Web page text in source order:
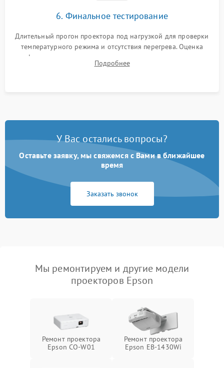
6. Финальное тестирование
Длительный прогон проектора под нагрузкой для проверки
температурного режима и отсутствия перегрева. Оценка
фокуса, контрастности и цветопередачи на тестовых
таблицах. Проверка работы всех видеовходов и кнопок
Подробнее
У Вас остались вопросы?
Оставьте заявку, мы свяжемся с Вами в ближайшее
время
Заказать звонок
Мы ремонтируем и другие модели
проекторов Epson
Ремонт проектора
Epson CO-W01
Ремонт проектора
Epson EB-1430Wi